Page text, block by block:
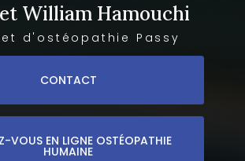
William Hamouchi
d'ostéopathie Passy
CONTACT
VOUS EN LIGNE OSTÉOPATHIE
HUMAINE